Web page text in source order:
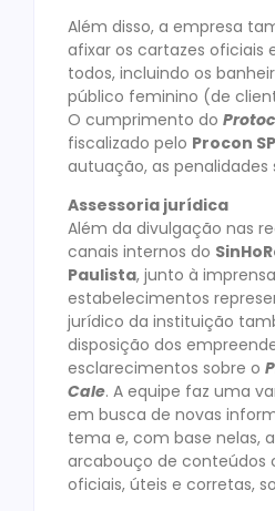
Além disso, a empresa
afixar os cartazes oficiais
todos, incluindo os
público feminino (de
O cumprimento do
fiscalizado pelo Procon SP
autuação, as penalidades
Assessoria jurídica
Além da divulgação nas
canais internos do
Paulista, junto à
estabelecimentos
jurídico da instituição
disposição dos
esclarecimentos sobre o
Cale. A equipe faz uma
em busca de novas
tema e, com base nelas,
arcabouço de conteúdos
oficiais, úteis e corretas,